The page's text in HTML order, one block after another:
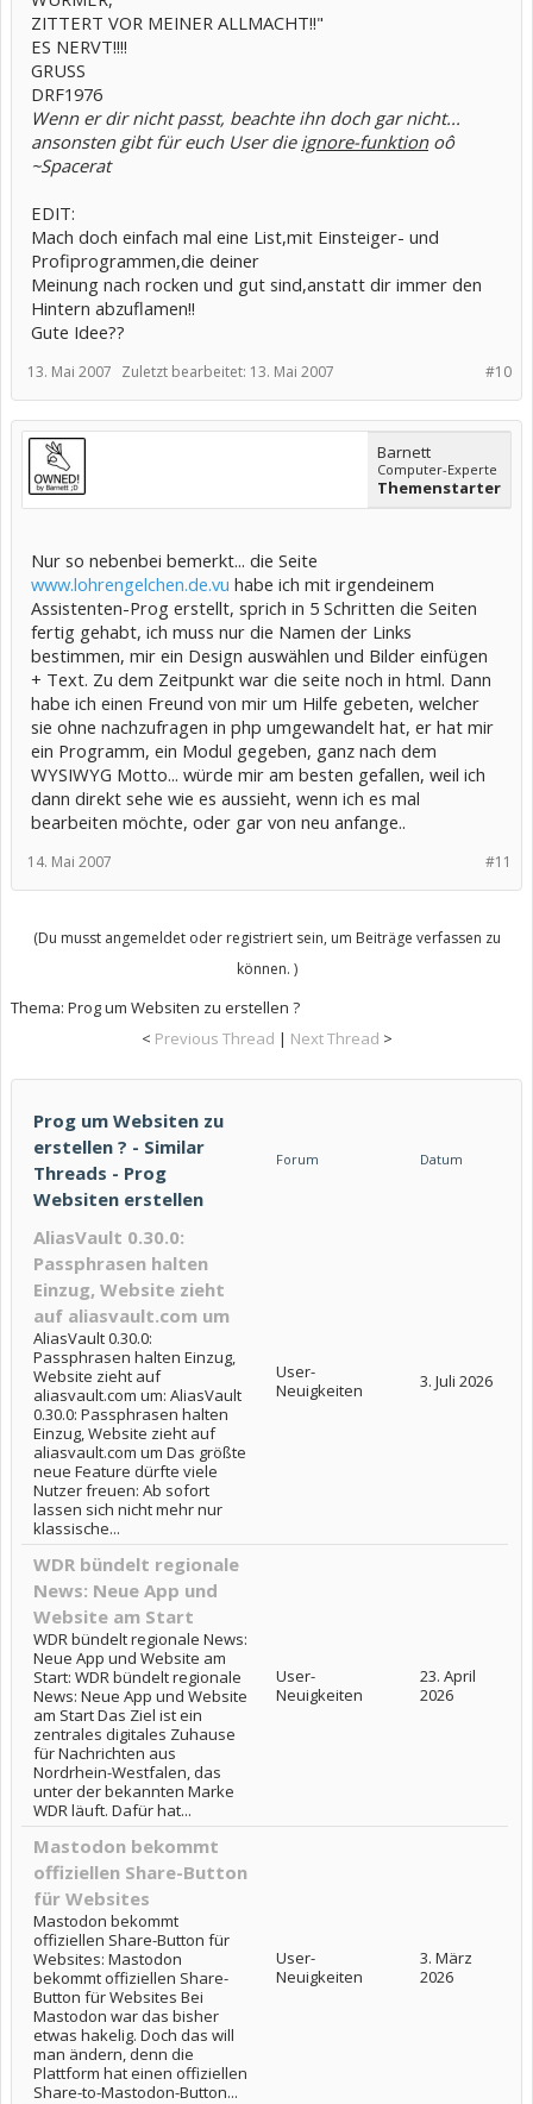
ZITTERT VOR MEINER ALLMACHT!!"
ES NERVT!!!!
GRUSS
DRF1976
Wenn er dir nicht passt, beachte ihn doch gar nicht...
ansonsten gibt für euch User die ignore-funktionoô
~Spacerat
EDIT:
Mach doch einfach mal eine List,mit Einsteiger- und
Profiprogrammen,die deiner
Meinung nach rocken und gut sind,anstatt dir immer den
Hintern abzuflamen!!
Gute Idee??
#10
13. Mai 2007 Zuletzt bearbeitet: 13. Mai 2007
Barnett
Computer-Experte
Themenstarter
Nur so nebenbei bemerkt... die Seite
www.lohrengelchen.de.vu habe ich mit irgendeinem
Assistenten-Prog erstellt, sprich in 5 Schritten die Seiten
fertig gehabt, ich muss nur die Namen der Links
bestimmen, mir ein Design auswählen und Bilder einfügen
+ Text. Zu dem Zeitpunkt war die seite noch in html. Dann
habe ich einen Freund von mir um Hilfe gebeten, welcher
sie ohne nachzufragen in php umgewandelt hat, er hat mir
ein Programm, ein Modul gegeben, ganz nach dem
WYSIWYG Motto... würde mir am besten gefallen, weil ich
dann direkt sehe wie es aussieht, wenn ich es mal
bearbeiten möchte, oder gar von neu anfange..
#11
14. Mai 2007
(Du musst angemeldet oder registriert sein, um Beiträge verfassen zu
können. )
Thema: Prog um Websiten zu erstellen ?
< Previous Thread | Next Thread >
Prog um Websiten zu
erstellen ? - Similar
Threads - Prog
Websiten erstellen
Forum Datum
AliasVault 0.30.0:
Passphrasen halten
Einzug, Website zieht
auf aliasvault.com um
AliasVault 0.30.0:
Passphrasen halten Einzug,
Website zieht auf
aliasvault.com um: AliasVault
0.30.0: Passphrasen halten
Einzug, Website zieht auf
aliasvault.com um Das größte
neue Feature dürfte viele
Nutzer freuen: Ab sofort
lassen sich nicht mehr nur
klassische...
User-
Neuigkeiten
3. Juli 2026
WDR bündelt regionale
News: Neue App und
Website am Start
WDR bündelt regionale News:
Neue App und Website am
Start: WDR bündelt regionale
News: Neue App und Website
am Start Das Ziel ist ein
zentrales digitales Zuhause
für Nachrichten aus
Nordrhein-Westfalen, das
unter der bekannten Marke
WDR läuft. Dafür hat...
User-
Neuigkeiten
23. April
2026
Mastodon bekommt
offiziellen Share-Button
für Websites
Mastodon bekommt
offiziellen Share-Button für
Websites: Mastodon
bekommt offiziellen Share-
Button für Websites Bei
Mastodon war das bisher
etwas hakelig. Doch das will
man ändern, denn die
Plattform hat einen offiziellen
Share-to-Mastodon-Button...
User-
Neuigkeiten
3. März
2026